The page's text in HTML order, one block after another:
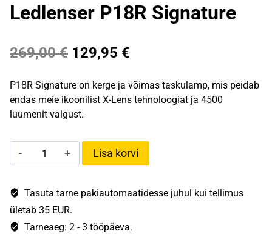
Ledlenser P18R Signature
269,00€ Algne
oli:
269,00 €.
129,95 €
on:
P18R Signature on kerge ja võimas taskulamp, mis peidab
endas meie ikoonilist X-Lens tehnoloogiat ja 4500
luumenit valgust.
Ledlenser
P18R
kogus
Lisa korvi
Tasuta tarne pakiautomaatidesse juhul kui tellimus
ületab 35 EUR.
Tarneaeg: 2 - 3 tööpäeva.